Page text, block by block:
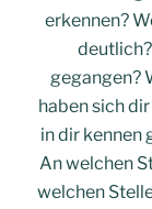
erkennen?
gegangen?
haben sich
in dir kennen
An welchen
welchen